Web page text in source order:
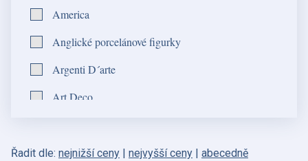
Řadit dle: nejnižší ceny nejvyšší ceny abecedně
America
Anglické porcelánové figurky
Argenti D´arte
Art Deco
Barocchino